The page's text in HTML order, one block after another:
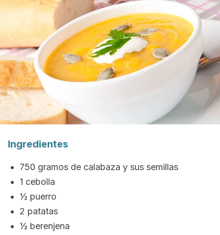
Ingredientes
750 gramos de calabaza y sus semillas
1 cebolla
½ puerro
2 patatas
½ berenjena